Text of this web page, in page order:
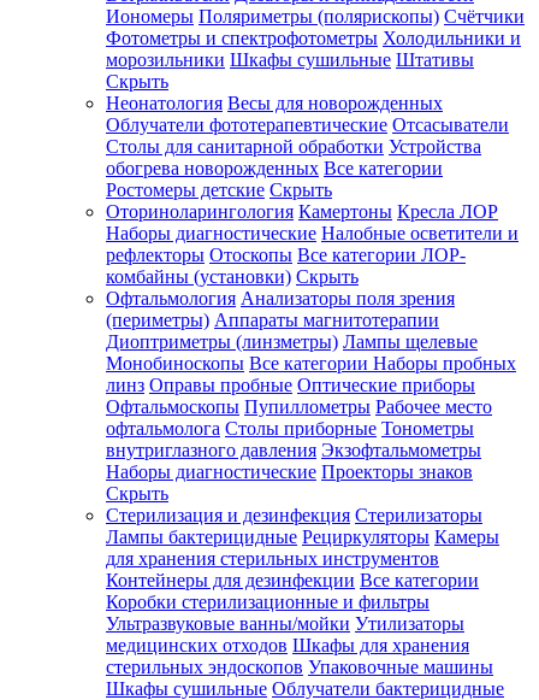
Иономеры Поляриметры (полярископы) Счётчики
Фотометры и спектрофотометры Холодильники и
морозильники Шкафы сушильные Штативы
Скрыть
Неонатология Весы для новорожденных
Облучатели фототерапевтические Отсасыватели
Столы для санитарной обработки Устройства
обогрева новорожденных Все категории
Ростомеры детские Скрыть
Оториноларингология Камертоны Кресла ЛОР
Наборы диагностические Налобные осветители и
рефлекторы Отоскопы Все категории ЛОР-
комбайны (установки) Скрыть
Офтальмология Анализаторы поля зрения
(периметры) Аппараты магнитотерапии
Диоптриметры (линзметры) Лампы щелевые
Монобиноскопы Все категории Наборы пробных
линз Оправы пробные Оптические приборы
Офтальмоскопы Пупиллометры Рабочее место
офтальмолога Столы приборные Тонометры
внутриглазного давления Экзофтальмометры
Наборы диагностические Проекторы знаков
Скрыть
Стерилизация и дезинфекция Стерилизаторы
Лампы бактерицидные Рециркуляторы Камеры
для хранения стерильных инструментов
Контейнеры для дезинфекции Все категории
Коробки стерилизационные и фильтры
Ультразвуковые ванны/мойки Утилизаторы
медицинских отходов Шкафы для хранения
стерильных эндоскопов Упаковочные машины
Шкафы сушильные Облучатели бактерицидные